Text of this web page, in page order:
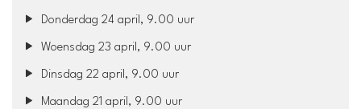
Donderdag 24 april, 9.00 uur
Woensdag 23 april, 9.00 uur
Dinsdag 22 april, 9.00 uur
Maandag 21 april, 9.00 uur